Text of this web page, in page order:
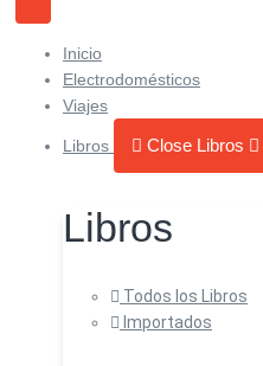
Inicio
Electrodomésticos
Viajes
Libros Close Libros
Libros
Todos los Libros
Importados